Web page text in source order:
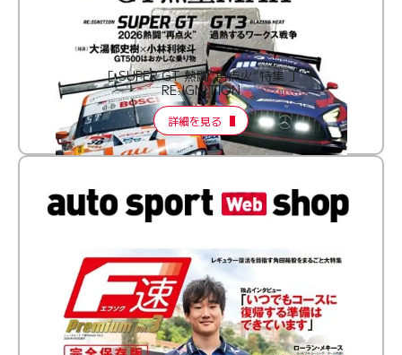
［ SUPER GT 熱闘“再点火”特集 ］
RE:IGNITION
詳細を見る